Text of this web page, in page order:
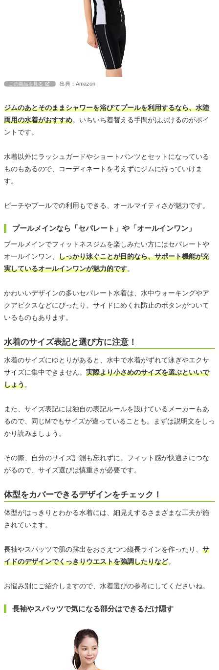
この商品を見る 出典：Amazon
ジムのあとそのままシャワーを浴びてプールを利用するなら、水陸
両用の水着がおすすめ。いちいち着替える手間がはぶけるのがポイ
ントです。
水着以外にラッシュガードやショートパンツとセットになっている
ものもあるので、コーディネートを考えずにジムに持っていけま
す。
ビーチやプールでの利用もできる、オールマイティさが魅力です。
プールメインなら「セパレート」や「オールインワン」
プールメインでフィットネスジムを楽しみたい方にはセパレートや
オールインワン、 しっかり泳ぐことが目的なら、サポート機能が充
実しているオールインワンが魅力的です。
かわいいデザインの多いセパレート水着は、水中ウォーキングやア
クアビクスなどにぴったり。サイドにめくれ防止のボタンがついて
いるものもあります。
水着のサイズ表記と選び方に注意！
水着のサイズにゆとりがあると、水中で水着がずれて泳ぎやエクサ
サイズに集中できません。 実際より小さめのサイズを選ぶといいで
しょう。
また、サイズ表記には独自の表記ルールを設けているメーカーもあ
るので、同じMでもサイズが違っていることも。まずは説明文をしっ
かり読みましょう。
その際、自分のサイズ計測も忘れずに。フィット感が快適さにつな
がるので、サイズ選びは慎重さが必要です。
体型をカバーできるデザインをチェック！
体型がはっきりとわかる水着には、細見えするさまざまな工夫が施
されています。
長袖やスパッツで肌の露出をおさえつつ縦長ラインを作ったり、 サ
イドのデザインでくっきりウエストを強調したりなど。
お悩み別にご紹介しますので、水着選びの参考にしてくださいね。
長袖やスパッツで気になる部分はできるだけ隠す